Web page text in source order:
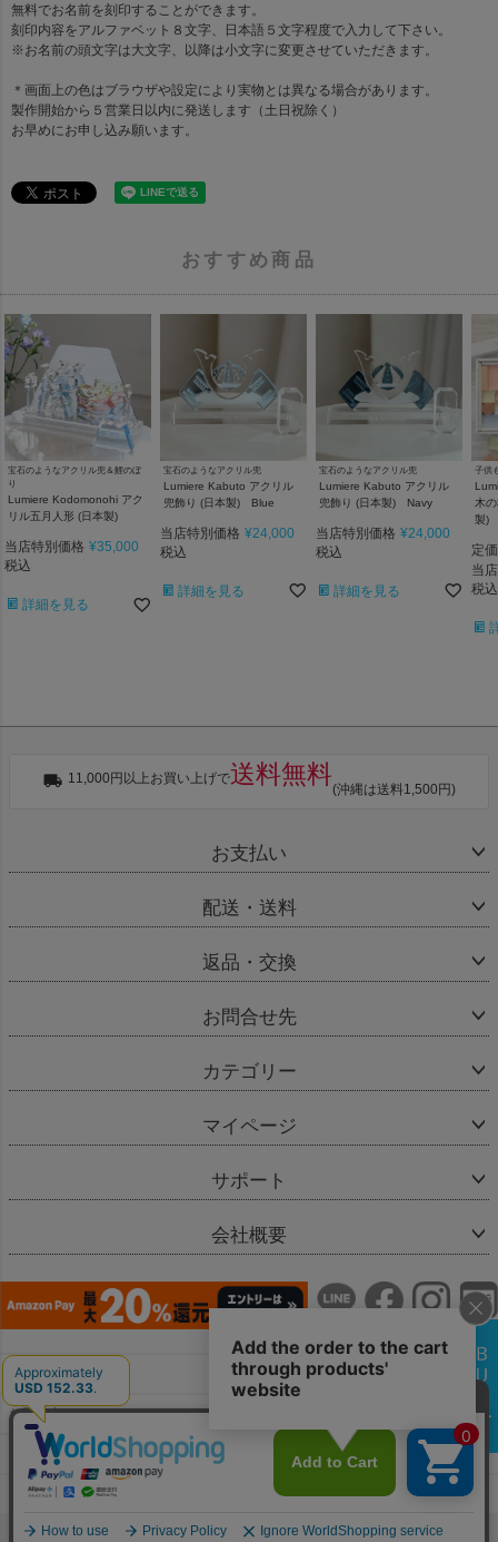
無料でお名前を刻印することができます。
刻印内容をアルファベット８文字、日本語５文字程度で入力して下さい。
※お名前の頭文字は大文字、以降は小文字に変更させていただきます。
＊画面上の色はブラウザや設定により実物とは異なる場合があります。
製作開始から５営業日以内に発送します（土日祝除く）
お早めにお申し込み願います。
おすすめ商品
宝石のようなアクリル兜＆鯉のぼ
り
Lumiere Kodomonohi アク
リル五月人形 (日本製)
当店特別価格 ¥35,000
税込
詳細を見る
宝石のようなアクリル兜
Lumiere Kabuto アクリル
兜飾り (日本製) Blue
当店特別価格 ¥24,000
税込
詳細を見る
宝石のようなアクリル兜
Lumiere Kabuto アクリル
兜飾り (日本製) Navy
当店特別価格 ¥24,000
税込
詳細を見る
子供
木
製)
定価
当
税込
11,000円以上お買い上げで送料無料
(沖縄は送料1,500円)
お支払い
配送・送料
返品・交換
お問合せ先
カテゴリー
マイページ
サポート
会社概要
会社概要
お問い合わせ
特定商取引法に基づく表示
個人情報の取扱
copyright(c) Bellevie Enfant & co.,Ltd.All Rights Reserved.